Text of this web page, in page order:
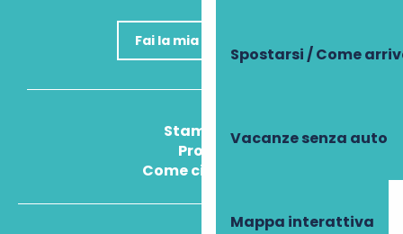
Spostarsi / Come
Vacanze senza auto
Mappa interattiva
Fai la mia domanda
Stampa
Pros
Come ci arrivo?